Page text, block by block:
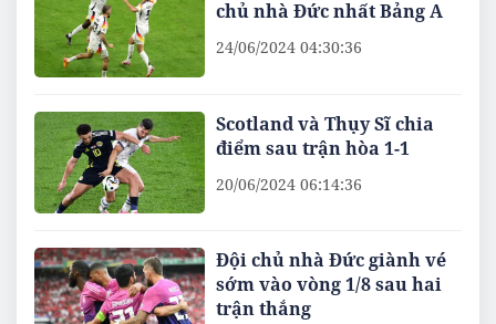
chủ nhà Đức nhất Bảng A
24/06/2024 04:30:36
Scotland và Thụy Sĩ chia
điểm sau trận hòa 1-1
20/06/2024 06:14:36
Đội chủ nhà Đức giành vé
sớm vào vòng 1/8 sau hai
trận thắng